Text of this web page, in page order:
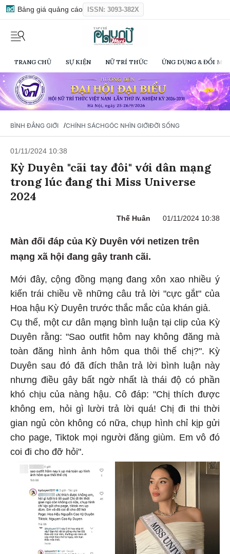
Bảng giá quảng cáo ISSN: 3093-382X
TRANG CHỦ SỰ KIỆN NỮ TRÍ THỨC ỨNG DỤNG & ĐỔI
BÌNH ĐẲNG GIỚI /CHÍNH SÁCHGÓC NHÌN GIỚIĐỜI SỐNG
01/11/2024 10:38
Kỳ Duyên "cãi tay đôi" với dân mạng
trong lúc đang thi Miss Universe
2024
Thế Huân 01/11/2024 10:38
Màn đối đáp của Kỳ Duyên với netizen trên
mạng xã hội đang gây tranh cãi.
Mới đây, cộng đồng mạng đang xôn xao nhiều ý
kiến trái chiều về những câu trả lời "cực gắt" của
Hoa hậu Kỳ Duyên trước thắc mắc của khán giả.
Cụ thể, một cư dân mạng bình luận tại clip của Kỳ
Duyên rằng: "Sao outfit hôm nay không đăng mà
toàn đăng hình ảnh hôm qua thôi thế chị?". Kỳ
Duyên sau đó đã đích thân trả lời bình luận này
nhưng điều gây bất ngờ nhất là thái độ có phần
khó chịu của nàng hậu. Cô đáp: "Chị thích được
không em, hỏi gì lười trả lời quá! Chị đi thi thời
gian ngủ còn không có nữa, chụp hình chỉ kịp gửi
cho page, Tiktok mọi người đăng giùm. Em vô đó
coi đi cho đỡ hỏi".